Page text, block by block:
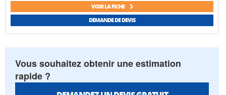
VOIR LA FICHE
DEMANDE DE DEVIS
Vous souhaitez obtenir une estimation
rapide ?